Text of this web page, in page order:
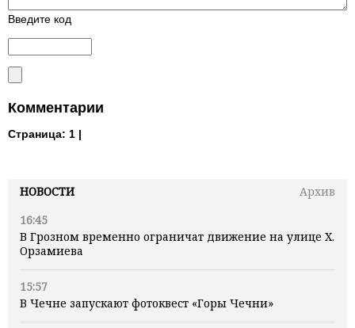
НОВОСТИ
Архив
16:45
В Грозном временно ограничат движение на улице Х.
Орзамиева
15:57
В Чечне запускают фотоквест «Горы Чечни»
Введите код
Комментарии
Страница: 1 |